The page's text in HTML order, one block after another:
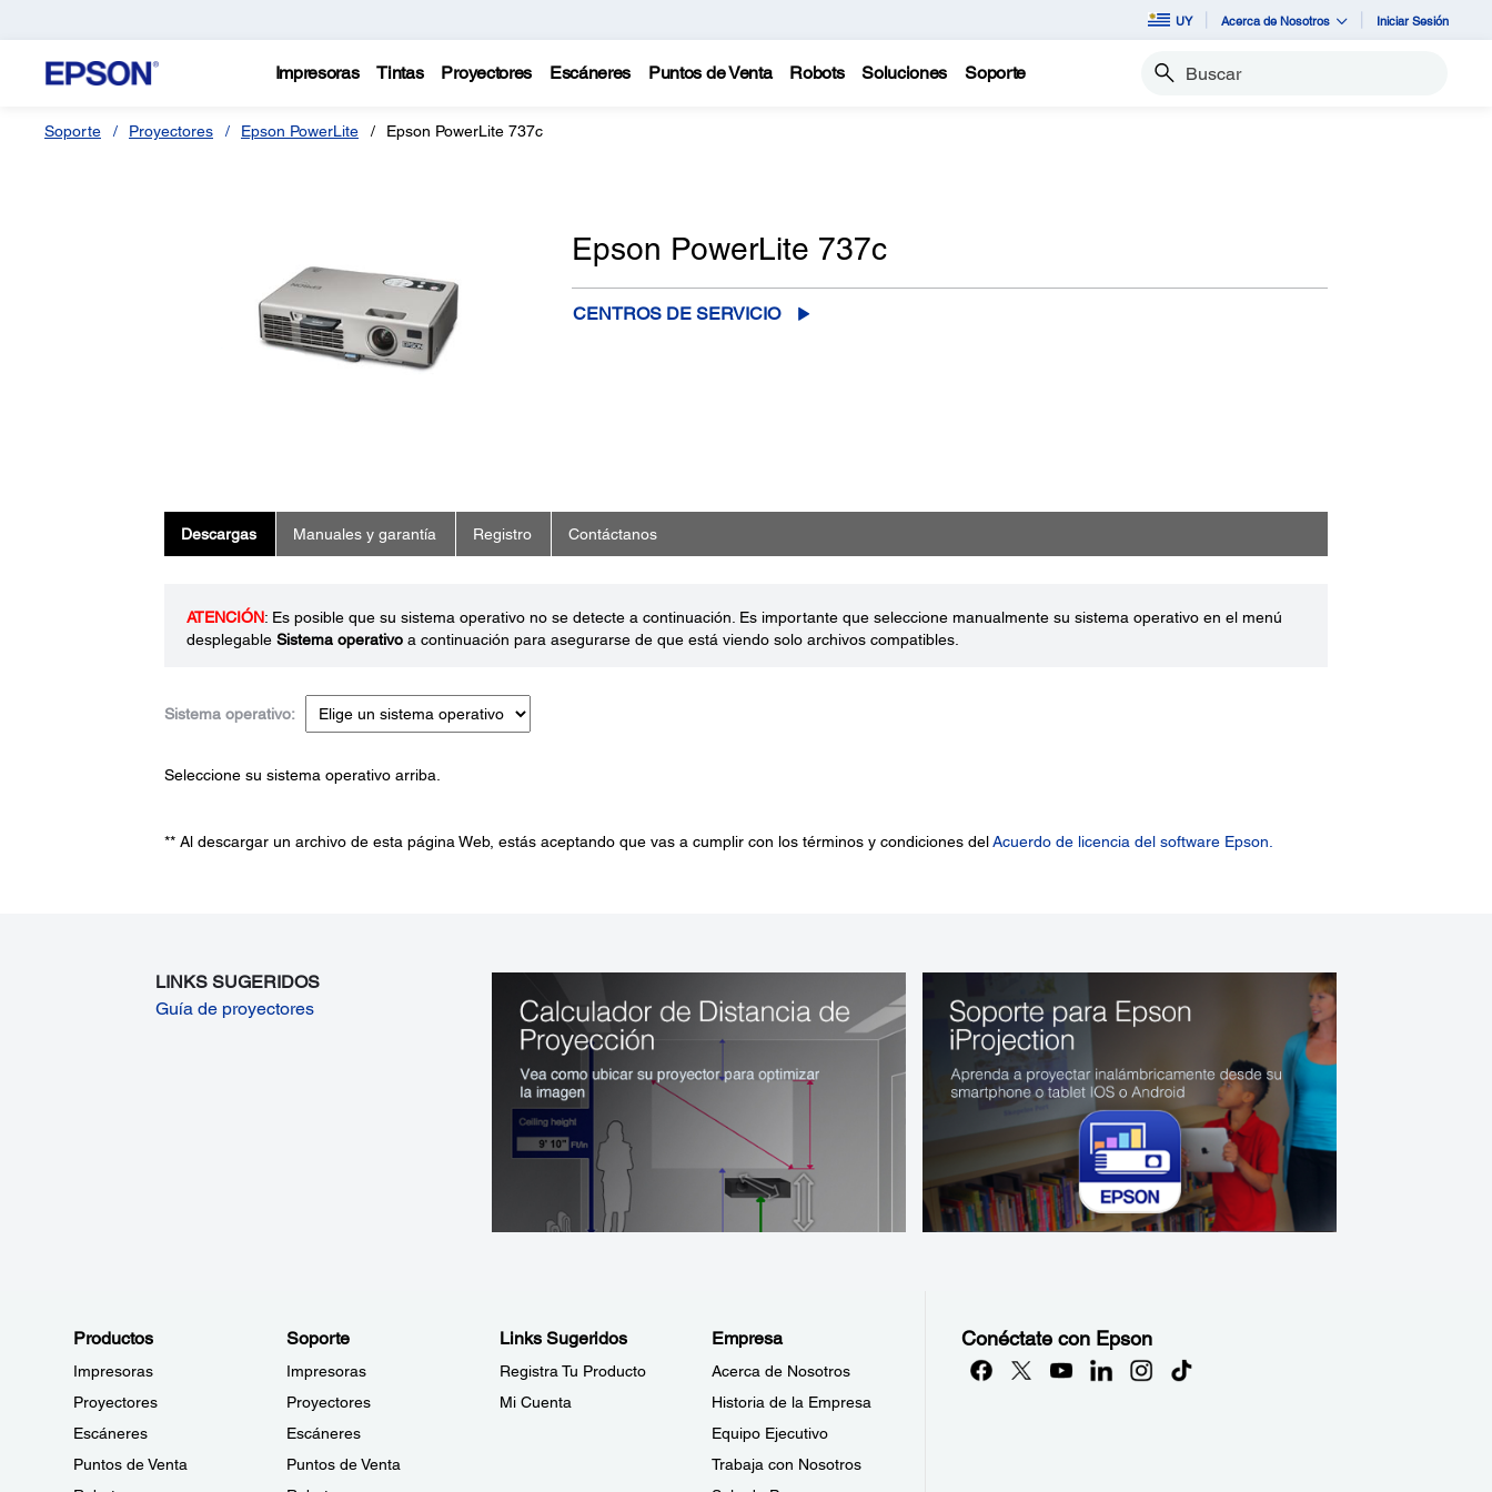
UY Acerca de Nosotros Iniciar Sesión
Impresoras Tintas Proyectores Escáneres Puntos de Venta Robots Soluciones Soporte Buscar
Soporte Proyectores Epson PowerLite Epson PowerLite 737c
Epson PowerLite 737c
CENTROS DE SERVICIO
Descargas Manuales y garantía Registro Contáctanos
ATENCIÓN: Es posible que su sistema operativo no se detecte a continuación. Es importante que seleccione manualmente su sistema operativo en el menú
desplegable Sistema operativoa continuación para asegurarse de que está viendo solo archivos compatibles.
Sistema operativo:
Seleccione su sistema operativo arriba.
** Al descargar un archivo de esta página Web, estás aceptando que vas a cumplir con los términos y condiciones delAcuerdo de licencia del software Epson.
LINKS SUGERIDOS
Guía de proyectores
Productos
Impresoras
Proyectores
Escáneres
Puntos de Venta
Soporte
Impresoras
Proyectores
Escáneres
Puntos de Venta
Links Sugeridos
Registra Tu Producto
Mi Cuenta
Empresa
Acerca de Nosotros
Historia de la Empresa
Equipo Ejecutivo
Trabaja con Nosotros
Conéctate con Epson